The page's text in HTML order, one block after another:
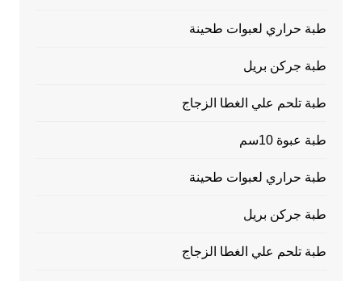
طبة حراري لعبوات طحينة
طبة جركن بريل
طبة تلحم علي الغطا الزجاج
طبة عبوة 10سم
طبة حراري لعبوات طحينة
طبة جركن بريل
طبة تلحم علي الغطا الزجاج